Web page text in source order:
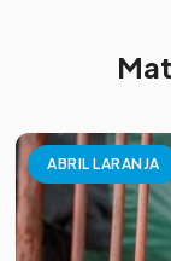
ABRIL LARANJA